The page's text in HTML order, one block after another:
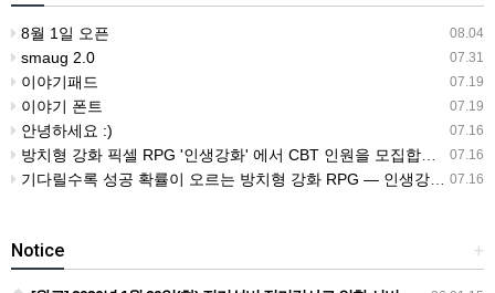
08.04
8월 1일 오픈
07.31
smaug 2.0
07.19
이야기패드
07.19
이야기 폰트
07.16
안녕하세요 :)
07.16
방치형 강화 픽셀 RPG '인생강화' 에서 CBT 인원을 모집합니다.
07.16
기다릴수록 성공 확률이 오르는 방치형 강화 RPG — 인생강화 ※8월 초 오픈 예정 (현재 CBT 중)
+
Notice